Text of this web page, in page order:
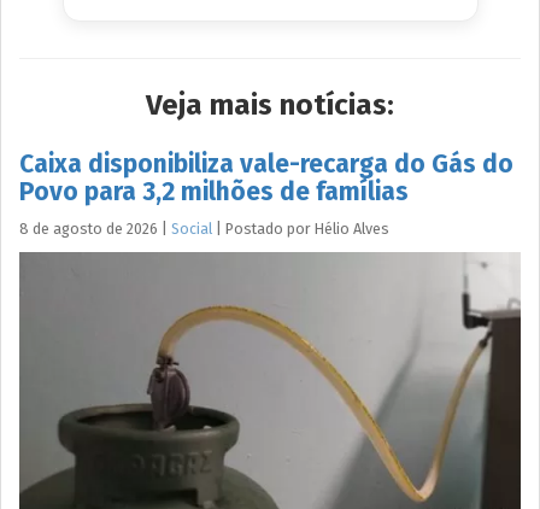
Veja mais notícias:
Caixa disponibiliza vale-recarga do Gás do
Povo para 3,2 milhões de famílias
8 de agosto de 2026 Social Postado por Hélio Alves